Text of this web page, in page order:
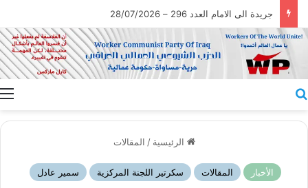
جريدة الى الامام العدد 296 – 28/07/2026
الرئيسية / المقالات
الأخبار المقالات سكرتير اللجنة المركزية سمير عادل